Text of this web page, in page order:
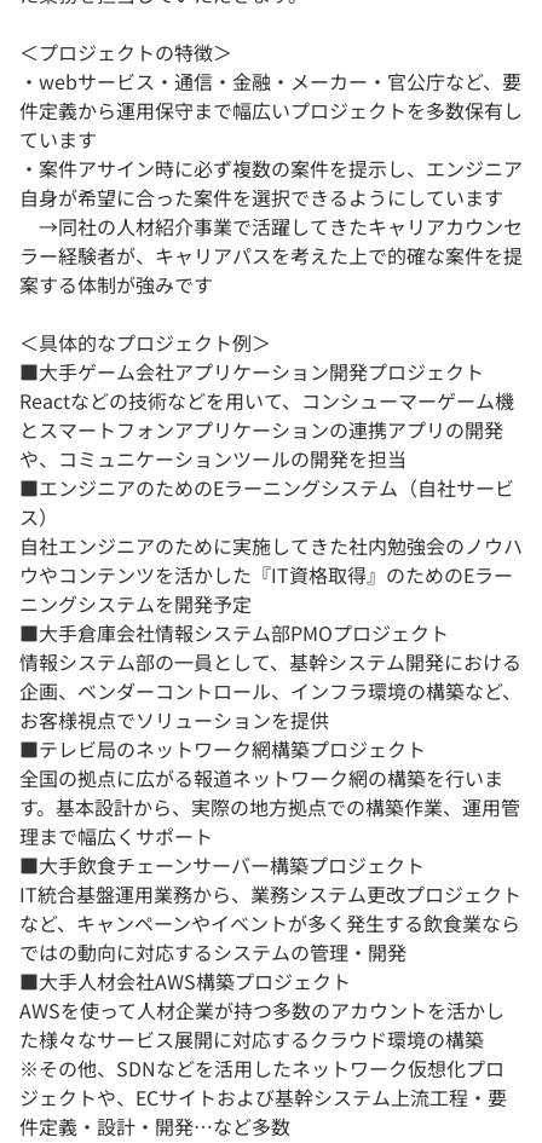
＜プロジェクトの特徴＞
・webサービス・通信・金融・メーカー・官公庁など、要
件定義から運用保守まで幅広いプロジェクトを多数保有し
ています
・案件アサイン時に必ず複数の案件を提示し、エンジニア
自身が希望に合った案件を選択できるようにしています
→同社の人材紹介事業で活躍してきたキャリアカウンセ
ラー経験者が、キャリアパスを考えた上で的確な案件を提
案する体制が強みです
＜具体的なプロジェクト例＞
■大手ゲーム会社アプリケーション開発プロジェクト
Reactなどの技術などを用いて、コンシューマーゲーム機
とスマートフォンアプリケーションの連携アプリの開発
や、コミュニケーションツールの開発を担当
■エンジニアのためのEラーニングシステム（自社サービ
ス）
自社エンジニアのために実施してきた社内勉強会のノウハ
ウやコンテンツを活かした『IT資格取得』のためのEラー
ニングシステムを開発予定
■大手倉庫会社情報システム部PMOプロジェクト
情報システム部の一員として、基幹システム開発における
企画、ベンダーコントロール、インフラ環境の構築など、
お客様視点でソリューションを提供
■テレビ局のネットワーク網構築プロジェクト
全国の拠点に広がる報道ネットワーク網の構築を行いま
す。基本設計から、実際の地方拠点での構築作業、運用管
理まで幅広くサポート
■大手飲食チェーンサーバー構築プロジェクト
IT統合基盤運用業務から、業務システム更改プロジェクト
など、キャンペーンやイベントが多く発生する飲食業なら
ではの動向に対応するシステムの管理・開発
■大手人材会社AWS構築プロジェクト
AWSを使って人材企業が持つ多数のアカウントを活かし
た様々なサービス展開に対応するクラウド環境の構築
※その他、SDNなどを活用したネットワーク仮想化プロ
ジェクトや、ECサイトおよび基幹システム上流工程・要
件定義・設計・開発…など多数